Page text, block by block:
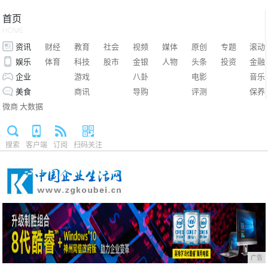
首页
HOME
资讯 财经 教育 社会 视频 媒体 原创 专题
滚动
娱乐
体育 科技 股市 金银 人物 头条 投资
金融
企业
游戏 八卦 电影
音乐
美食
商讯 导购 评测
保养
微商 大数据
搜索 客户端 订阅 扫码关注
广告